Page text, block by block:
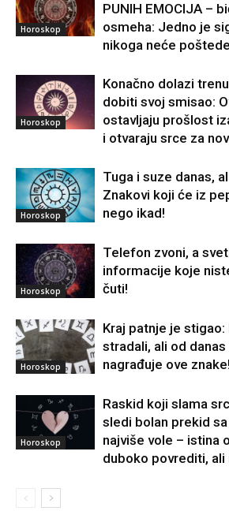
Horoskop
PUNIH EMOCIJA –
osmeha: Jedno je
nikoga neće
Horoskop
Konačno dolazi
dobiti svoj smisao:
ostavljaju prošlost
i otvaraju srce za
Horoskop
Tuga i suze danas,
Znakovi koji će iz
nego ikad!
Horoskop
Telefon zvoni, a
informacije koje
čuti!
Horoskop
Kraj patnje je stigao:
stradali, ali od
nagrađuje ove znake!
Horoskop
Raskid koji slama
sledi bolan prekid
najviše vole – istina
duboko povrediti, ali